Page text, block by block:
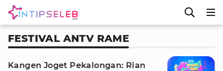
FESTIVAL ANTV RAME
Kangen Joget Pekalongan: Rian